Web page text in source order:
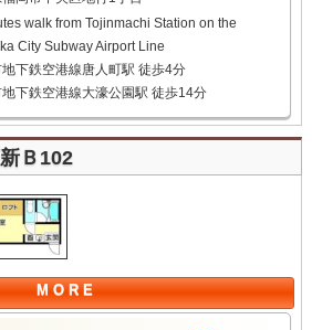
walk from Tojinmachi Station on the
City Subway Airport Line
下鉄空港線唐人町駅 徒歩4分
下鉄空港線大濠公園駅 徒歩14分
Ｂ102
M O R E